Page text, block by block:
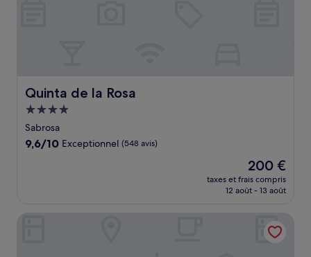
Quinta de la Rosa
Quinta de la Rosa
Hébergement
4.0 étoiles
Sabrosa
9.6
9,6/10 Exceptionnel (548 avis)
Le
nouveau
prix
de
200 €
200 €
taxes et frais compris
12 août - 13 août